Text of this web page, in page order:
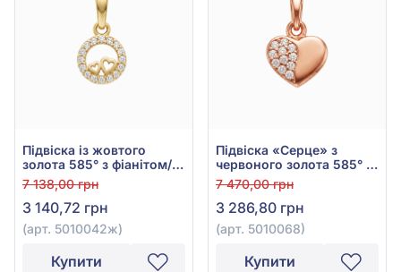
Підвіска із жовтого
золота 585° з фіанітом/
куб.цирконієм, арт.
5010042ж
7 138,00 грн
3 140,72 грн
(арт. 5010042ж)
Купити
Підвіска «Серце» з
червоного золота 585° з
фіанітом/куб.цирконієм,
арт. 5010068
7 470,00 грн
3 286,80 грн
(арт. 5010068)
Купити